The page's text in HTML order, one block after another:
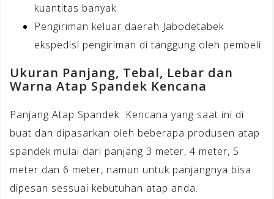
kuantitas banyak
Pengiriman keluar daerah Jabodetabek
ekspedisi pengiriman di tanggung oleh pembeli
Ukuran Panjang, Tebal, Lebar dan
Warna Atap Spandek Kencana
Panjang Atap Spandek Kencana yang saat ini di
buat dan dipasarkan oleh beberapa produsen atap
spandek mulai dari panjang 3 meter, 4 meter, 5
meter dan 6 meter, namun untuk panjangnya bisa
dipesan sessuai kebutuhan atap anda.